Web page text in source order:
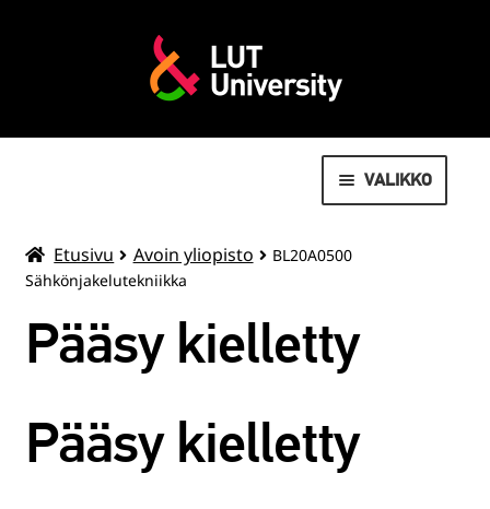
VALIKKO
MOVEO LIIKUNTAPALVELUT
OPISKELIJOILLE
SUMMER SCHOOL
Etusivu Avoin yliopisto
BL20A0500
Sähkönjakelutekniikka
Pääsy kielletty
Pääsy kielletty